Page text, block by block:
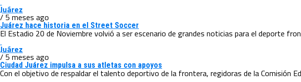
Juárez
/ 5 meses ago
Juárez hace historia en el Street Soccer
El Estadio 20 de Noviembre volvió a ser escenario de grandes noticias para el deporte
Juárez
/ 5 meses ago
Ciudad Juárez impulsa a sus atletas con apoyos
Con el objetivo de respaldar el talento deportivo de la frontera, regidoras de la Comisión